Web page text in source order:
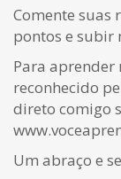
Comente suas
pontos e subir
Para aprender
reconhecido
direto comigo
Um abraço e